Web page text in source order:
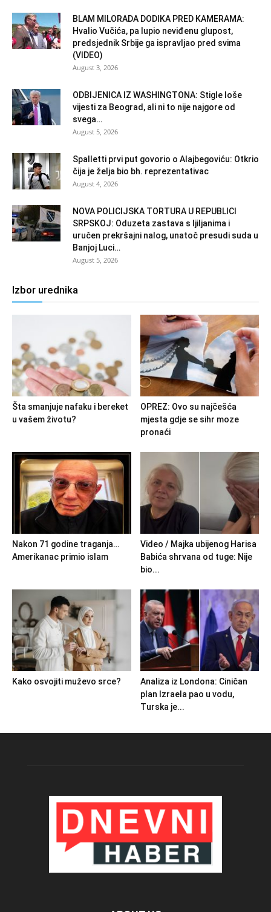
BLAM MILORADA DODIKA PRED KAMERAMA:
Hvalio Vučića, pa lupio neviđenu glupost,
predsjednik Srbije ga ispravljao pred svima
(VIDEO)
August 3, 2026
ODBIJENICA IZ WASHINGTONA: Stigle loše
vijesti za Beograd, ali ni to nije najgore od
svega…
August 5, 2026
Spalletti prvi put govorio o Alajbegoviću: Otkrio
čija je želja bio bh. reprezentativac
August 4, 2026
NOVA POLICIJSKA TORTURA U REPUBLICI
SRPSKOJ: Oduzeta zastava s ljiljanima i
uručen prekršajni nalog, unatoč presudi suda u
Banjoj Luci…
August 5, 2026
Izbor urednika
Šta smanjuje nafaku i bereket
u vašem životu?
OPREZ: Ovo su najčešća
mjesta gdje se sihr moze
pronaći
Nakon 71 godine traganja…
Amerikanac primio islam
Video / Majka ubijenog Harisa
Babića shrvana od tuge: Nije
bio...
Kako osvojiti muževo srce?
Analiza iz Londona: Ciničan
plan Izraela pao u vodu,
Turska je...